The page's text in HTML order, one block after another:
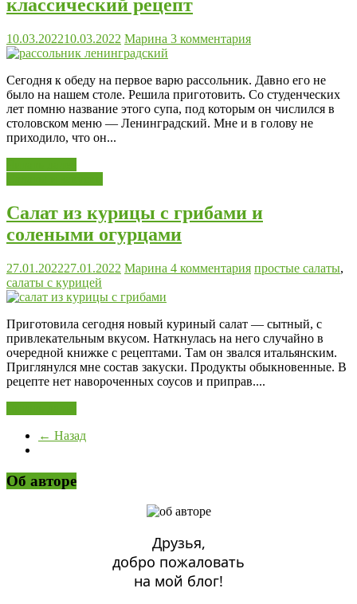
классический рецепт
10.03.202210.03.2022 Марина 3 комментария
Сегодня к обеду на первое варю рассольник. Давно его не
было на нашем столе. Решила приготовить. Со студенческих
лет помню название этого супа, под которым он числился в
столовском меню — Ленинградский. Мне и в голову не
приходило, что он...
Салат из курицы с грибами и
солеными огурцами
27.01.202227.01.2022 Марина 4 комментария простые салаты,
салаты с курицей
Приготовила сегодня новый куриный салат — сытный, с
привлекательным вкусом. Наткнулась на него случайно в
очередной книжке с рецептами. Там он звался итальянским.
Приглянулся мне состав закуски. Продукты обыкновенные. В
рецепте нет навороченных соусов и приправ....
← Назад
Об авторе
Друзья,
добро пожаловать
на мой блог!